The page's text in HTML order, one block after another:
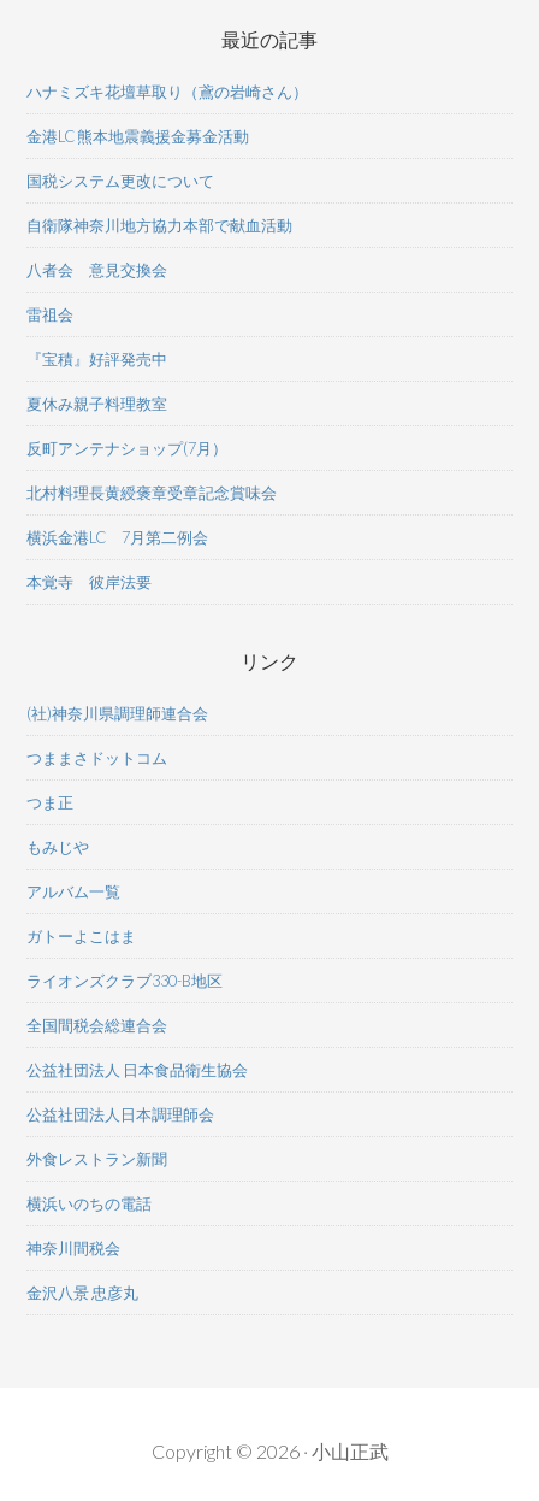
最近の記事
ハナミズキ花壇草取り（鳶の岩崎さん）
金港LC 熊本地震義援金募金活動
国税システム更改について
自衛隊神奈川地方協力本部で献血活動
八者会 意見交換会
雷祖会
『宝積』好評発売中
夏休み親子料理教室
反町アンテナショップ(7月）
北村料理長黄綬褒章受章記念賞味会
横浜金港LC 7月第二例会
本覚寺 彼岸法要
リンク
(社)神奈川県調理師連合会
つままさドットコム
つま正
もみじや
アルバム一覧
ガトーよこはま
ライオンズクラブ330-B地区
全国間税会総連合会
公益社団法人 日本食品衛生協会
公益社団法人日本調理師会
外食レストラン新聞
横浜いのちの電話
神奈川間税会
金沢八景 忠彦丸
Copyright © 2026 · 小山正武